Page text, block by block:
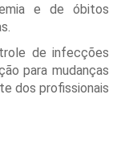
e de óbitos
de infecções
para mudanças
dos profissionais